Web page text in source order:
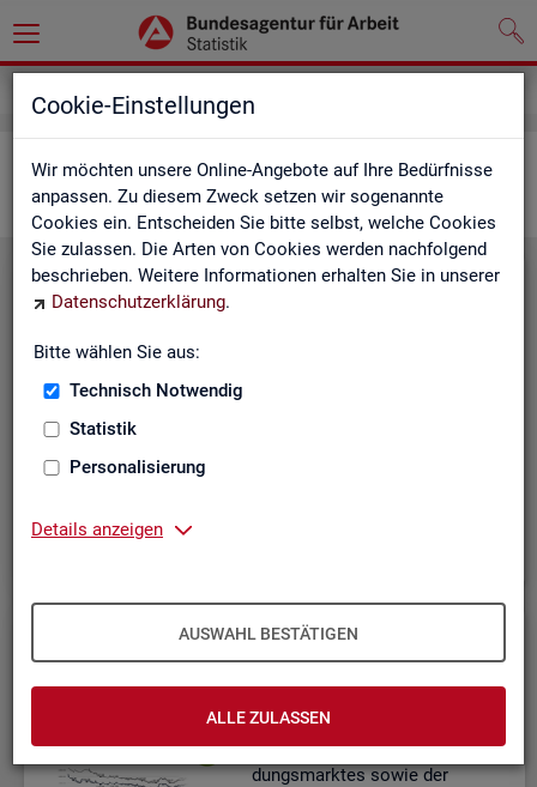
Cookie-Einstellungen
Wir möchten unsere Online-Angebote auf Ihre Bedürfnisse
anpassen. Zu diesem Zweck setzen wir sogenannte
Cookies ein. Entscheiden Sie bitte selbst, welche Cookies
Sie zulassen. Die Arten von Cookies werden nachfolgend
beschrieben. Weitere Informationen erhalten Sie in unserer
Datenschutzerklärung.
Bitte wählen Sie aus:
Technisch Notwendig
Statistik
Personalisierung
Details anzeigen
AUSWAHL BESTÄTIGEN
ALLE ZULASSEN
Ar­beits­markt im Über­blick
Eck­wer­te Ar­beits­markt
Eck­wer­te Ar­beits­markt
Eck­wer­te Fach­sta­tis­ti­ken
bel­len zu den ak­tu­el­len Eck­
wer­ten des Ar­beits- und Aus­bil­
dungs­mark­tes sowie der